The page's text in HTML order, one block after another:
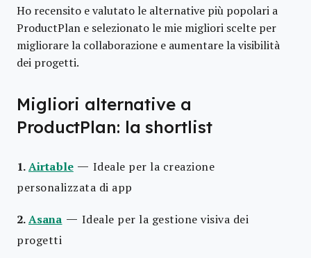
Ho recensito e valutato le alternative più popolari a
ProductPlan e selezionato le mie migliori scelte per
migliorare la collaborazione e aumentare la visibilità
dei progetti.
Migliori alternative a
ProductPlan: la shortlist
1.Airtable — Ideale per la creazione
personalizzata di app
2.Asana — Ideale per la gestione visiva dei
progetti